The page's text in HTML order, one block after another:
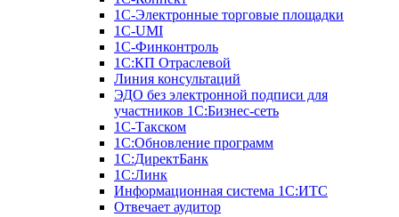
1С-Электронные торговые площадки
1C-UMI
1С-Финконтроль
1С:КП Отраслевой
Линия консультаций
ЭДО без электронной подписи для
участников 1С:Бизнес-сеть
1С-Такском
1С:Обновление программ
1С:ДиректБанк
1С:Линк
Информационная система 1С:ИТС
Отвечает аудитор